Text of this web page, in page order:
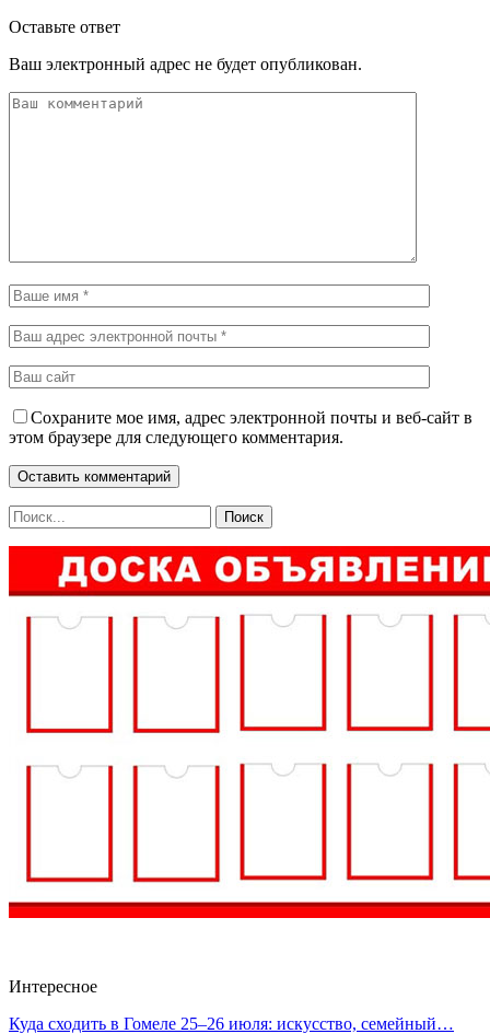
Оставьте ответ
Ваш электронный адрес не будет опубликован.
Сохраните мое имя, адрес электронной почты и веб-сайт в
этом браузере для следующего комментария.
Интересное
Куда сходить в Гомеле 25–26 июля: искусство, семейный…